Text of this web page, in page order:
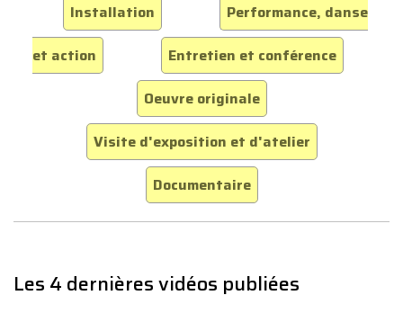
Installation
Performance, danse
et action
Entretien et conférence
Oeuvre originale
Visite d'exposition et d'atelier
Documentaire
Les 4 dernières vidéos publiées